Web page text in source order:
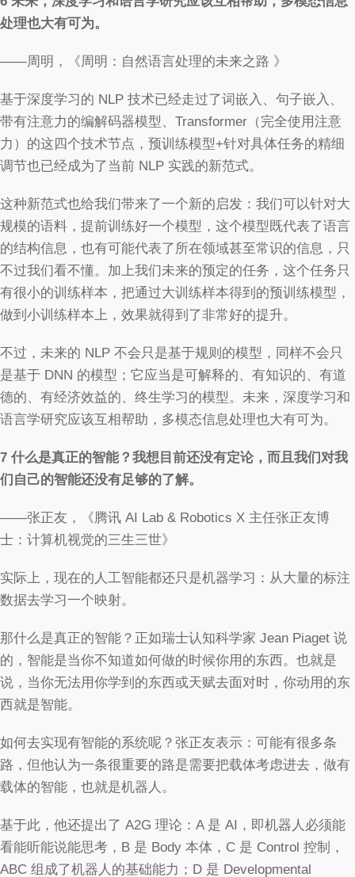
处理也大有可为。
——周明，《周明：自然语言处理的未来之路 》
基于深度学习的 NLP 技术已经走过了词嵌入、句子嵌入、
带有注意力的编解码器模型、Transformer（完全使用注意
力）的这四个技术节点，预训练模型+针对具体任务的精细
调节也已经成为了当前 NLP 实践的新范式。
这种新范式也给我们带来了一个新的启发：我们可以针对大
规模的语料，提前训练好一个模型，这个模型既代表了语言
的结构信息，也有可能代表了所在领域甚至常识的信息，只
不过我们看不懂。加上我们未来的预定的任务，这个任务只
有很小的训练样本，把通过大训练样本得到的预训练模型，
做到小训练样本上，效果就得到了非常好的提升。
不过，未来的 NLP 不会只是基于规则的模型，同样不会只
是基于 DNN 的模型；它应当是可解释的、有知识的、有道
德的、有经济效益的、终生学习的模型。未来，深度学习和
语言学研究应该互相帮助，多模态信息处理也大有可为。
7 什么是真正的智能？我想目前还没有定论，而且我们对我
们自己的智能还没有足够的了解。
——张正友，《腾讯 AI Lab & Robotics X 主任张正友博
士：计算机视觉的三生三世》
实际上，现在的人工智能都还只是机器学习：从大量的标注
数据去学习一个映射。
那什么是真正的智能？正如瑞士认知科学家 Jean Piaget 说
的，智能是当你不知道如何做的时候你用的东西。也就是
说，当你无法用你学到的东西或天赋去面对时，你动用的东
西就是智能。
如何去实现有智能的系统呢？张正友表示：可能有很多条
路，但他认为一条很重要的路是需要把载体考虑进去，做有
载体的智能，也就是机器人。
基于此，他还提出了 A2G 理论：A 是 AI，即机器人必须能
看能听能说能思考，B 是 Body 本体，C 是 Control 控制，
ABC 组成了机器人的基础能力；D 是 Developmental